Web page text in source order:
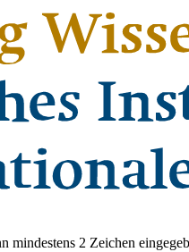
mindestens 2 Zeichen